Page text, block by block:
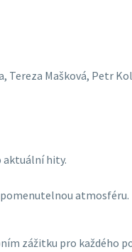
Mašková, Petr
aktuální hity.
atmosféru.
zážitku pro každého